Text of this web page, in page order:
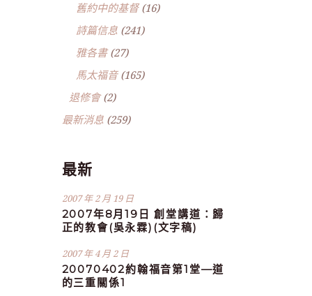
舊約中的基督(16)
詩篇信息(241)
雅各書(27)
馬太福音(165)
退修會(2)
最新消息(259)
最新
2007 年 2 月 19 日
2007年8月19日 創堂講道：歸
正的教會(吳永霖)(文字稿)
2007 年 4 月 2 日
20070402約翰福音第1堂—道
的三重關係1